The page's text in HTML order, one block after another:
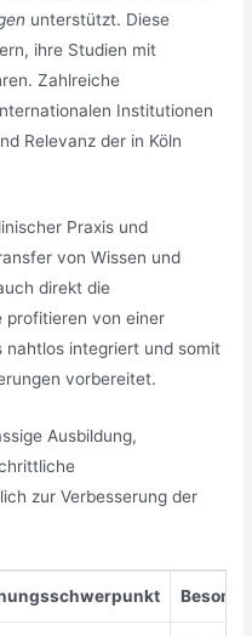
unterstützt. Diese
ihre Studien mit
Zahlreiche
Institutionen
Relevanz der in Köln
Praxis und
von Wissen und
direkt die
profitieren von einer
nahtlos integriert und somit
vorbereitet.
Ausbildung,
zur Verbesserung der